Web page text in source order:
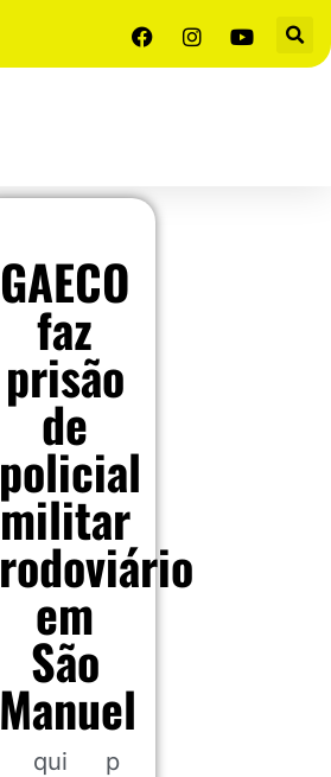
GAECO
faz
prisão
de
policial
militar
rodoviário
em
São
Manuel
qui
p